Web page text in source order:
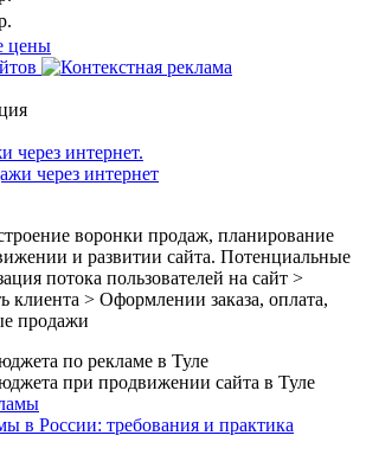
цены
через интернет
воронки продаж, планирование
и развитии сайта. Потенциальные
потока пользователей на сайт >
клиента > Оформлении заказа, оплата,
продажи
в России: требования и практика